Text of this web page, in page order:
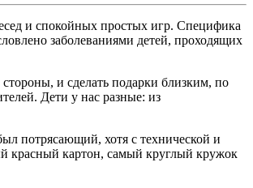
и спокойных простых игр. Специфика
заболеваниями детей, проходящих
и сделать подарки близким, по
Дети у нас разные: из
потрясающий, хотя с технической и
красный картон, самый круглый кружок